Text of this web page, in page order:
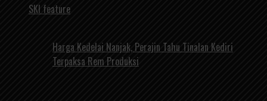
SKI feature
Harga Kedelai Nanjak, Perajin Tahu Tinalan Kediri
Terpaksa Rem Produksi